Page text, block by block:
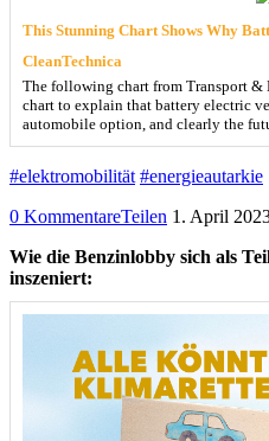
This Stunning Chart Shows Why
CleanTechnica
The following chart from Transport &
chart to explain that battery electric
automobile option, and clearly the
#elektromobilität #energieautarkie
0 KommentareTeilen 1. April
Wie die Benzinlobby sich als
inszeniert: